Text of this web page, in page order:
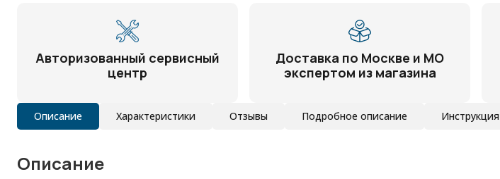
Авторизованный сервисный
центр
Доставка по Москве и МО
экспертом из магазина
Описание Характеристики Отзывы Подробное описание Инструкция
Описание